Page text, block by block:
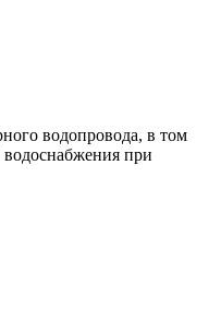
водопровода, в том
водоснабжения при